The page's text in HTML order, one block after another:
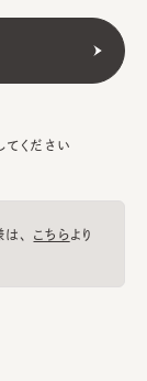
ください
、 こちらより